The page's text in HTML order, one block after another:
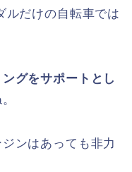
ルだけの自転車では
グをサポートとし
ンはあっても非力